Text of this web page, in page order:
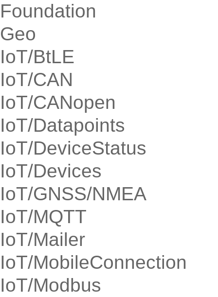
Foundation
Geo
IoT/BtLE
IoT/CAN
IoT/CANopen
IoT/Datapoints
IoT/DeviceStatus
IoT/Devices
IoT/GNSS/NMEA
IoT/MQTT
IoT/Mailer
IoT/MobileConnection
IoT/Modbus